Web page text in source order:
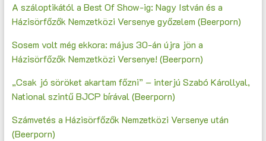
A száloptikától a Best Of Show-ig: Nagy István és a
Házisörfőzők Nemzetközi Versenye győzelem (Beerporn)
Sosem volt még ekkora: május 30-án újra jön a
Házisörfőzők Nemzetközi Versenye! (Beerporn)
„Csak jó söröket akartam főzni” – interjú Szabó Károllyal,
National szintű BJCP bírával (Beerporn)
Számvetés a Házisörfőzők Nemzetközi Versenye után
(Beerporn)